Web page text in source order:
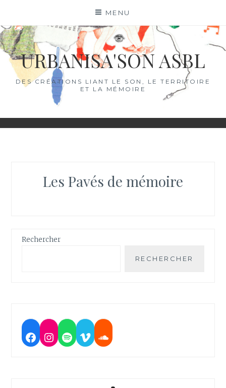
content
MENU
URBANISA'SON ASBL
DES CRÉATIONS LIANT LE SON, LE TERRITOIRE
ET LA MÉMOIRE
Les Pavés de mémoire
Rechercher
RECHERCHER
Facebook
Instagram
Spotify
VimeoSoundcloud